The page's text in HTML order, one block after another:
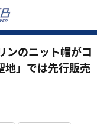
ンのニット帽がコ
地」では先行販売